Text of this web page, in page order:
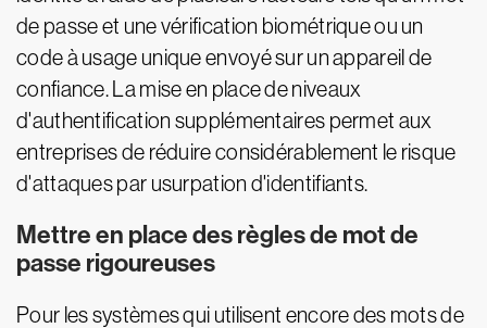
de passe et une vérification biométrique ou un
code à usage unique envoyé sur un appareil de
confiance. La mise en place de niveaux
d'authentification supplémentaires permet aux
entreprises de réduire considérablement le risque
d'attaques par usurpation d'identifiants.
Mettre en place des règles de mot de
passe rigoureuses
Pour les systèmes qui utilisent encore des mots de